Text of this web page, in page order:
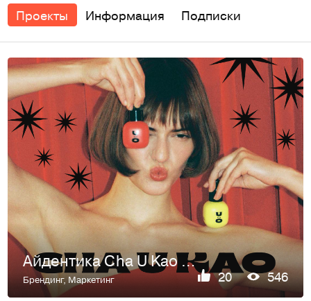
Проекты Информация Подписки
Айдентика Cha U Kao на предметных носителях x курс SkillBox
Брендинг,Маркетинг 20 546